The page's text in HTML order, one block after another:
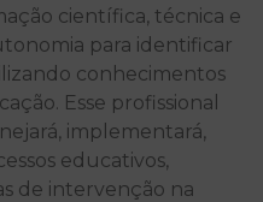
científica, técnica e
para identificar
conhecimentos
Esse profissional
implementará,
educativos,
de intervenção na